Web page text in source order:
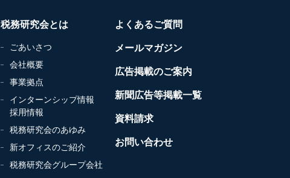
税務研究会とは
ごあいさつ
会社概要
事業拠点
インターンシップ情報
採用情報
税務研究会のあゆみ
新オフィスのご紹介
税務研究会グループ会社
よくあるご質問
メールマガジン
広告掲載のご案内
新聞広告等掲載一覧
資料請求
お問い合わせ